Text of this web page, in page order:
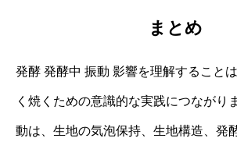
まとめ
発酵 発酵中 振動 影響を理解すること
く焼くための意識的な実践につながり
動は、生地の気泡保持、生地構造、発